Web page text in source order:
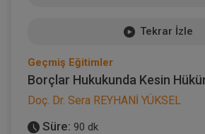
Tekrar İzle
Geçmiş Eğitimler
Borçlar Hukukunda Kesin
Doç. Dr. Sera REYHANİ YÜKSEL
Süre: 90 dk